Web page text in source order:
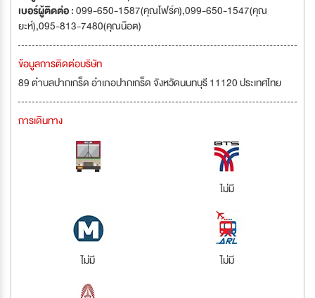
เบอร์ผู้ติดต่อ :099-650-1587(คุณโฟร์ค),099-650-1547(คุณ
ยะห์),095-813-7480(คุณน๊อต)
ข้อมูลการติดต่อบริษัท
89 ตำบลปากเกร็ด อำเภอปากเกร็ด จังหวัดนนทบุรี 11120 ประเทศไทย
การเดินทาง
ไม่มี
ไม่มี ไม่มี